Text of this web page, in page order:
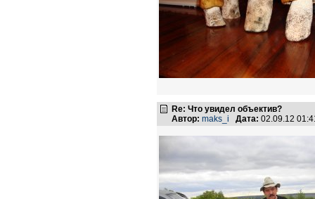
Re: Что увидел объектив?
Автор: maks_i Дата: 02.09.12